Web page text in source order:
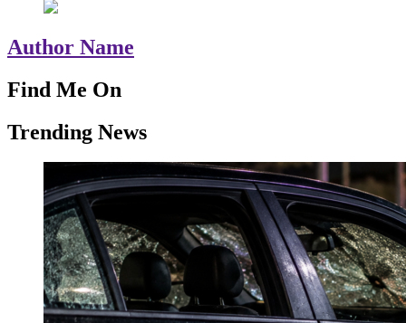
Author Name
Find Me On
Trending News